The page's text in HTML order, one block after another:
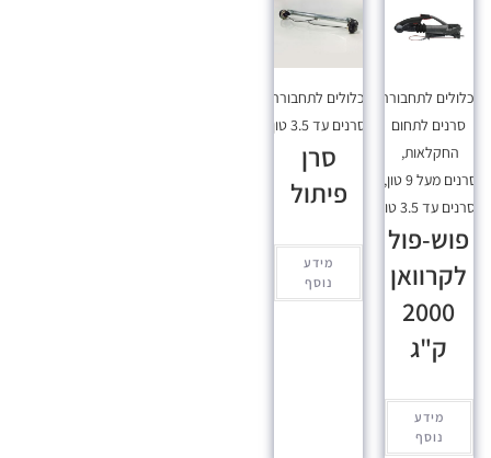
לתחבורה,
סרנים לתחום
החקלאות,
סרנים מעל 9 טון
,
סרנים עד 3.5 טון
פוש-פול
לקרוואן
2000
ק"ג
מידע
נוסף
מכלולים לתחבורה,
סרנים עד 3.5 טון
סרן
פיתול
מידע
נוסף